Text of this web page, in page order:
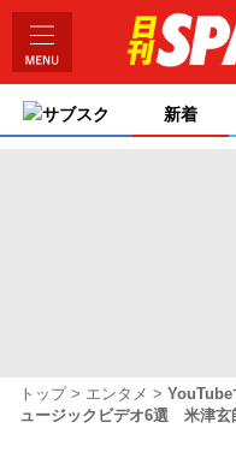
サブスク 新着
トップ エンタメ
YouTube
ュージックビデオ6選 米津玄